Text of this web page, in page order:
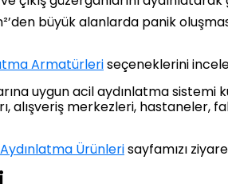
büyük alanlarda panik
Armatürleriseçeneklerini
uygun acil aydınlatma sistemi
alışveriş merkezleri, hastaneler,
Ürünlerisayfamızı